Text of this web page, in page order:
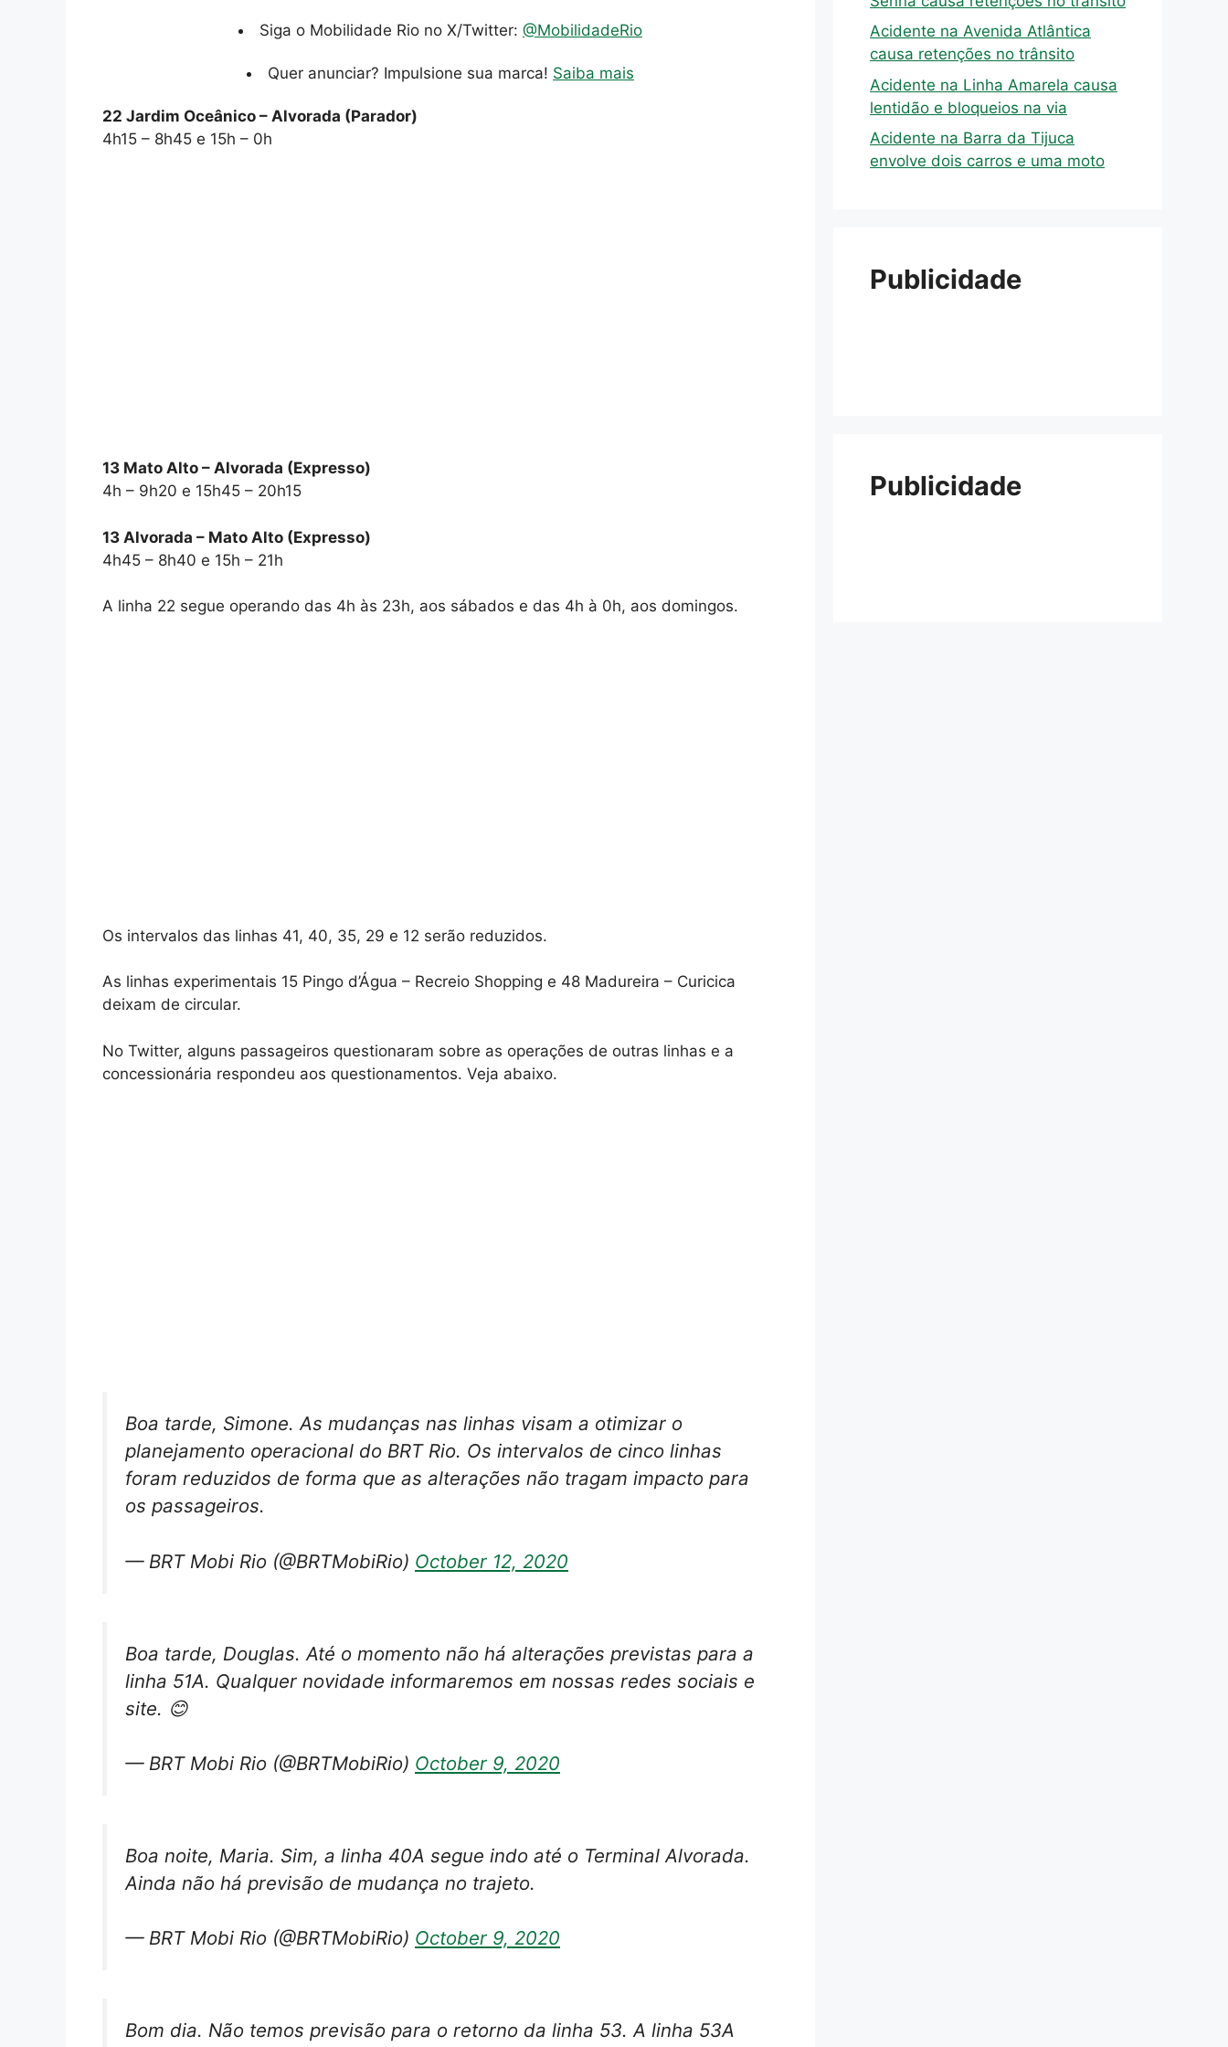
Siga o Mobilidade Rio no X/Twitter: @MobilidadeRio
Quer anunciar? Impulsione sua marca! Saiba mais
22 Jardim Oceânico – Alvorada (Parador)
4h15 – 8h45 e 15h – 0h
13 Mato Alto – Alvorada (Expresso)
4h – 9h20 e 15h45 – 20h15
13 Alvorada – Mato Alto (Expresso)
4h45 – 8h40 e 15h – 21h
A linha 22 segue operando das 4h às 23h, aos sábados e das 4h à 0h, aos domingos.
Os intervalos das linhas 41, 40, 35, 29 e 12 serão reduzidos.
As linhas experimentais 15 Pingo d’Água – Recreio Shopping e 48 Madureira – Curicica
deixam de circular.
No Twitter, alguns passageiros questionaram sobre as operações de outras linhas e a
concessionária respondeu aos questionamentos. Veja abaixo.
Boa tarde, Simone. As mudanças nas linhas visam a otimizar o
planejamento operacional do BRT Rio. Os intervalos de cinco linhas
foram reduzidos de forma que as alterações não tragam impacto para
os passageiros.
— BRT Mobi Rio (@BRTMobiRio) October 12, 2020
Boa tarde, Douglas. Até o momento não há alterações previstas para a
linha 51A. Qualquer novidade informaremos em nossas redes sociais e
site. 😊
— BRT Mobi Rio (@BRTMobiRio) October 9, 2020
Boa noite, Maria. Sim, a linha 40A segue indo até o Terminal Alvorada.
Ainda não há previsão de mudança no trajeto.
— BRT Mobi Rio (@BRTMobiRio) October 9, 2020
Bom dia. Não temos previsão para o retorno da linha 53. A linha 53A
Acidente na Avenida Atlântica
causa retenções no trânsito
Acidente na Linha Amarela causa
lentidão e bloqueios na via
Acidente na Barra da Tijuca
envolve dois carros e uma moto
Publicidade
Publicidade